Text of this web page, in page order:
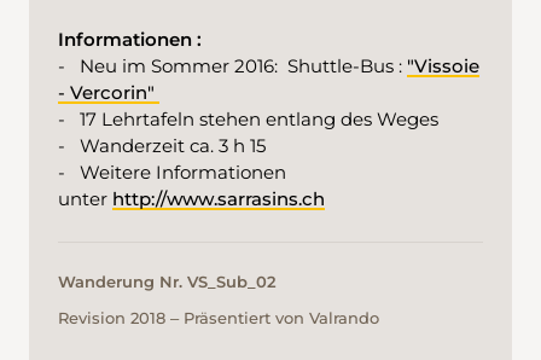
Informationen :
- Neu im Sommer 2016: Shuttle-Bus : "Vissoie
- Vercorin"
- 17 Lehrtafeln stehen entlang des Weges
- Wanderzeit ca. 3 h 15
- Weitere Informationen
unter http://www.sarrasins.ch
Wanderung Nr. VS_Sub_02
Revision 2018 ‒ Präsentiert von Valrando